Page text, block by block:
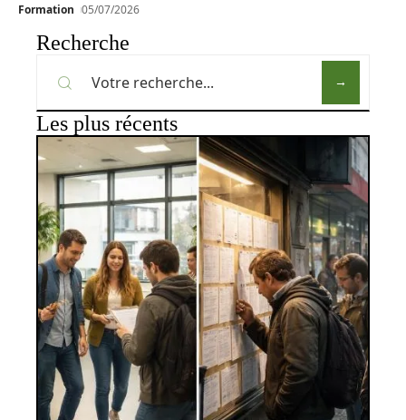
Formation 05/07/2026
Recherche
Les plus récents